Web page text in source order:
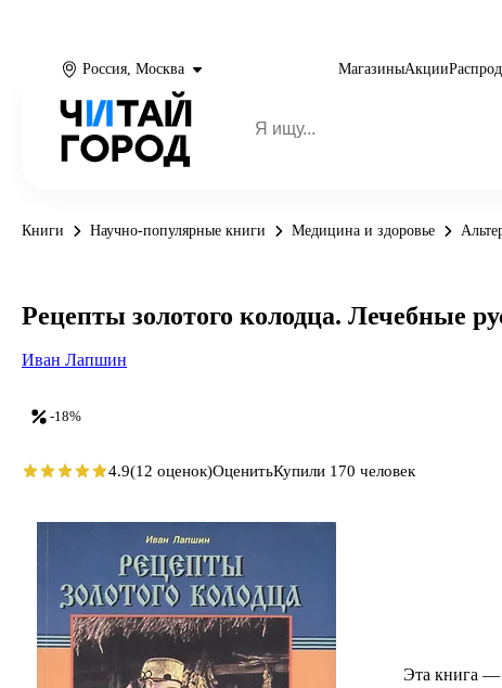
Россия, Москва МагазиныАкции
Книги Научно-популярные книги Медицина и здоровье
Эта книга —
-18%
Рецепты золотого колодца. Лечебные
Иван Лапшин
4.9(12 оценок)ОценитьКупили 170 человек